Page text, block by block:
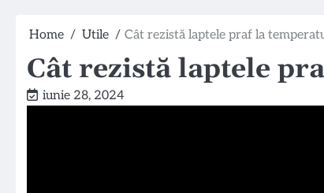
Home Utile Cât rezistă laptele praf la
Cât rezistă laptele
iunie 28, 2024